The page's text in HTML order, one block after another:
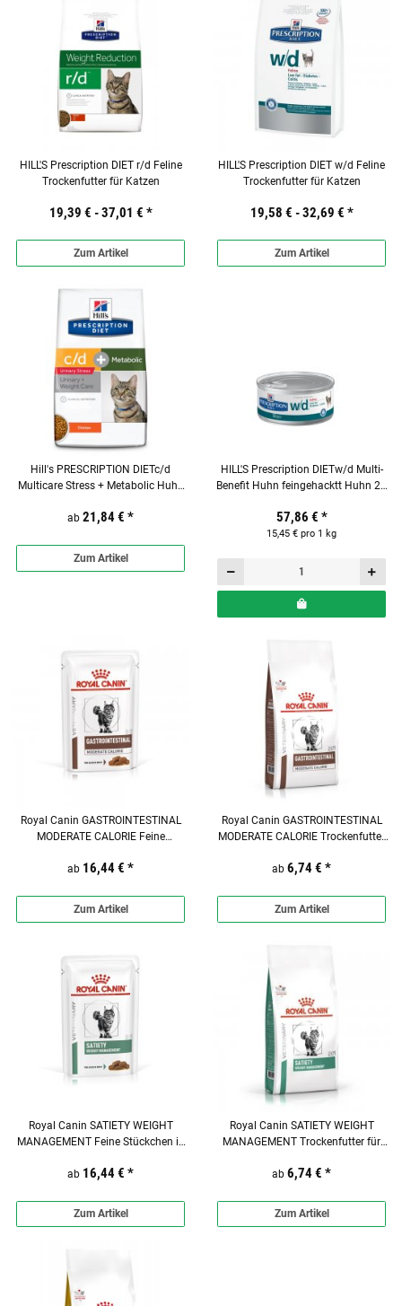
HILL'S Prescription DIET r/d Feline
Trockenfutter für Katzen
19,39 € -37,01 € *
Zum Artikel
HILL'S Prescription DIET w/d Feline
Trockenfutter für Katzen
19,58 € -32,69 € *
Zum Artikel
Hill's PRESCRIPTION DIETc/d
Multicare Stress + Metabolic Huhn
ab 21,84 € *
Zum Artikel
HILL'S Prescription DIETw/d Multi-
Benefit Huhn feingehacktt Huhn 24
57,86 € *
15,45 € pro 1 kg
Royal Canin GASTROINTESTINAL
MODERATE CALORIE Feine
Katzen
ab 16,44 € *
Zum Artikel
Royal Canin GASTROINTESTINAL
MODERATE CALORIE Trockenfutter
ab 6,74 € *
Zum Artikel
Royal Canin SATIETY WEIGHT
MANAGEMENT Feine Stückchen in
ab 16,44 € *
Zum Artikel
Royal Canin SATIETY WEIGHT
MANAGEMENT Trockenfutter für
ab 6,74 € *
Zum Artikel